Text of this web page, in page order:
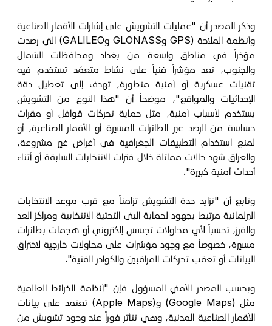
وذكر المصدر أن "عمليات التشويش على إشارات الأقمار الصناعية
وأنظمة الملاحة (GPS وGLONASS وGALILEO) التي رصدت
مؤخراً في مناطق واسعة من بغداد ومحافظات الشمال
والجنوب، تعد مؤشراً فنياً على نشاط متعمّد تستخدم فيه
تقنيات عسكرية أو أمنية متطورة، تهدف إلى تعطيل دقة
الإحداثيات والمواقع"، موضحاً أن "هذا النوع من التشويش
يستخدم لأسباب أمنية، مثل حماية تحركات قوافل أو مقرات
حساسة من الرصد عبر الطائرات المسيرة أو الأقمار الصناعية، أو
لمنع استخدام التطبيقات الجغرافية في أغراض غير مشروعة،
والعراق شهد حالات مماثلة خلال فترات الانتخابات السابقة أو أثناء
أحداث أمنية كبيرة".
وتابع أن "تزايد حدة التشويش تزامناً مع قرب موعد الانتخابات
البرلمانية مرتبط بجهود لحماية البنى التحتية الانتخابية ومراكز العد
والفرز، تحسباً لأي محاولات تجسس إلكتروني أو هجمات بطائرات
مسيرة، خصوصاً مع وجود مؤشرات على محاولات خارجية لاختراق
البيانات أو تعقب تحركات المراقبين والكوادر الفنية".
وبحسب المصدر الأمني المسؤول فإن "أنظمة الخرائط العالمية
مثل (Google Maps) و(Apple Maps) تعتمد على بيانات
الأقمار الصناعية المدنية، وهي تتأثر فوراً عند وجود تشويش من